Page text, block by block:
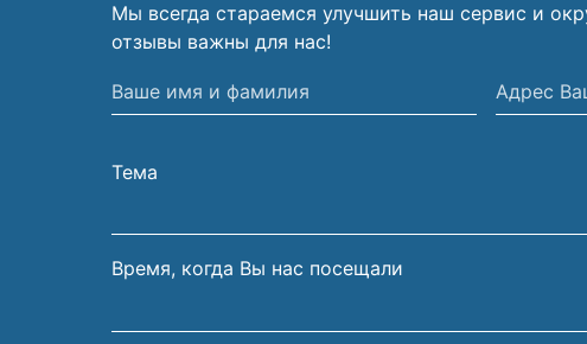
Мы всегда стараемся улучшить наш сервис и
отзывы важны для нас!
Ваше
имя
фамилия
Адрес
Вашей
Тема
Время, когда Вы нас посещали